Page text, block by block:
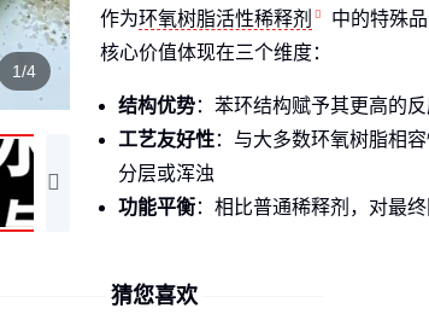
1/4
作为环氧树脂活性稀释剂
中的特殊
核心价值体现在三个维度：
结构优势：苯环结构赋予其更高的
工艺友好性：与大多数环氧树脂相
分层或浑浊
功能平衡：相比普通稀释剂，对最
当前工业级产品主要分为两类：
猜您喜欢